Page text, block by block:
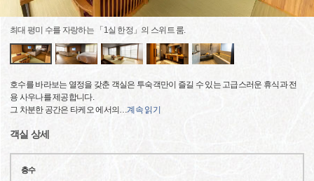
최대 평미 수를 자랑하는 「1실 한정」의 스위트 룸.
호수를 바라보는 열정을 갖춘 객실은 투숙객만이 즐길 수 있는 고급스러운 휴식과 전
용 사우나를 제공합니다.
그 차분한 공간은 타케오 에서의 …계속 읽기
객실 상세
층수